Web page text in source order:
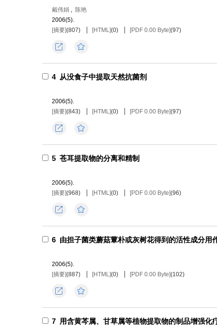
戴伟娟 , 陈艳
2006(5).
[摘要](807) [HTML](0) [PDF 0.00 Byte](97)
4 从没食子中提取天然抗菌剂
2006(5).
[摘要](843) [HTML](0) [PDF 0.00 Byte](97)
5 苍耳提取物的分离和精制
2006(5).
[摘要](968) [HTML](0) [PDF 0.00 Byte](96)
6 由担子菌类蘑菇蕈朴或灰树花得到的活性成分用
2006(5).
[摘要](887) [HTML](0) [PDF 0.00 Byte](102)
7 用含黄芩属、甘草属等植物提取物的制品增强化